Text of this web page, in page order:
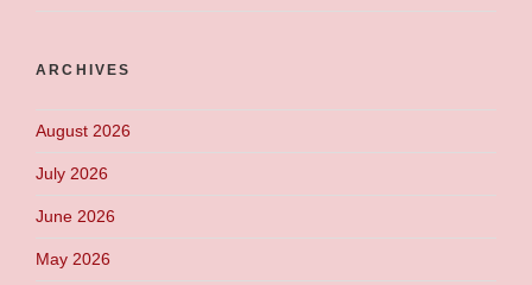
ARCHIVES
August 2026
July 2026
June 2026
May 2026